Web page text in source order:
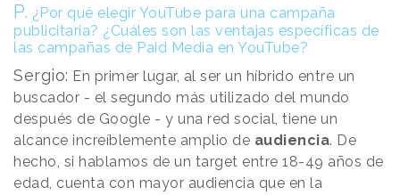
P. ¿Por qué elegir YouTube para una campaña
publicitaria? ¿Cuáles son las ventajas específicas de
las campañas de Paid Media en YouTube?
Sergio: En primer lugar, al ser un híbrido entre un
buscador - el segundo más utilizado del mundo
después de Google - y una red social, tiene un
alcance increíblemente amplio de audiencia. De
hecho, si hablamos de un target entre 18-49 años de
edad, cuenta con mayor audiencia que en la